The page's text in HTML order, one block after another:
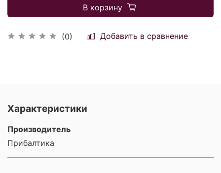
(0) Добавить в сравнение
В корзину
Характеристики
Производитель
Прибалтика